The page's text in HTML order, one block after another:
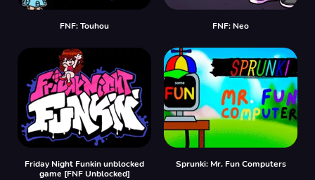
FNF: Touhou FNF: Neo
Friday Night Funkin unblocked
game [FNF Unblocked]
Sprunki: Mr. Fun Computers